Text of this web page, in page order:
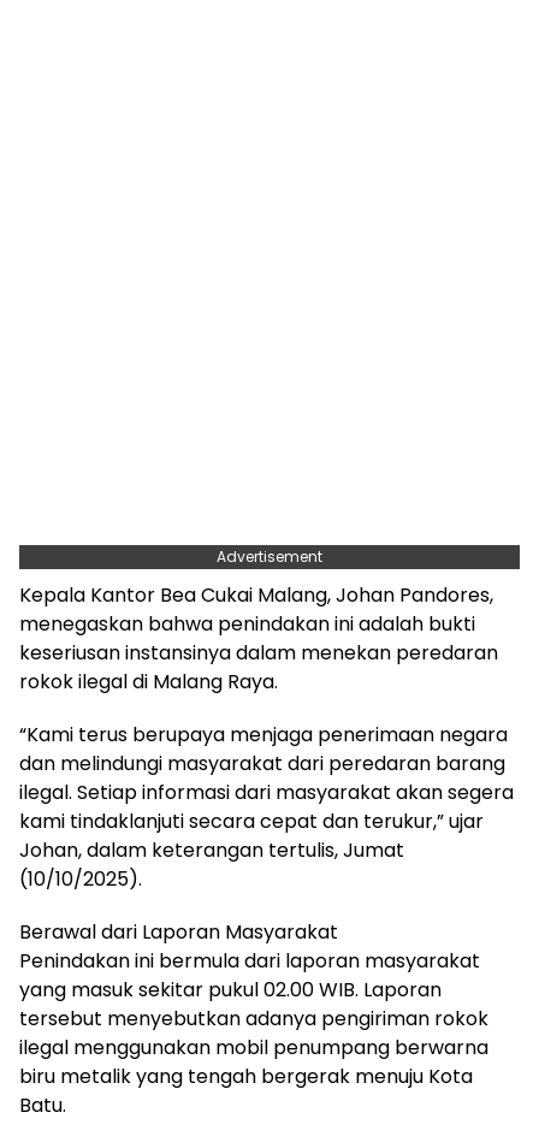
Advertisement
Kepala Kantor Bea Cukai Malang, Johan Pandores,
menegaskan bahwa penindakan ini adalah bukti
keseriusan instansinya dalam menekan peredaran
rokok ilegal di Malang Raya.
“Kami terus berupaya menjaga penerimaan negara
dan melindungi masyarakat dari peredaran barang
ilegal. Setiap informasi dari masyarakat akan segera
kami tindaklanjuti secara cepat dan terukur,” ujar
Johan, dalam keterangan tertulis, Jumat
(10/10/2025).
Berawal dari Laporan Masyarakat
Penindakan ini bermula dari laporan masyarakat
yang masuk sekitar pukul 02.00 WIB. Laporan
tersebut menyebutkan adanya pengiriman rokok
ilegal menggunakan mobil penumpang berwarna
biru metalik yang tengah bergerak menuju Kota
Batu.